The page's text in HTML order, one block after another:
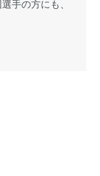
手の方にも、